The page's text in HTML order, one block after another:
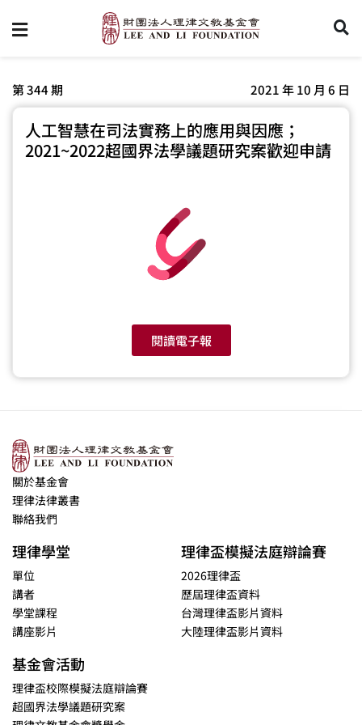
第 344 期 2021 年 10 月 6 日
人工智慧在司法實務上的應用與因應；
2021~2022超國界法學議題研究案歡迎申請
閱讀電子報
關於基金會
理律法律叢書
聯絡我們
理律學堂
單位
講者
學堂課程
講座影片
理律盃模擬法庭辯論賽
2026理律盃
歷屆理律盃資料
台灣理律盃影片資料
大陸理律盃影片資料
基金會活動
理律盃校際模擬法庭辯論賽
超國界法學議題研究案